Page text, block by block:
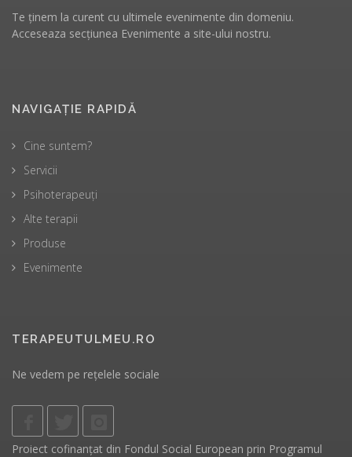
Te ținem la curent cu ultimele evenimente din domeniu.
Acceseaza secțiunea Evenimente a site-ului nostru.
NAVIGAȚIE RAPIDĂ
Cine suntem?
Servicii
Psihoterapeuți
Alte terapii
Produse
Evenimente
TERAPEUTULMEU.RO
Ne vedem pe rețelele sociale
Proiect cofinanțat din Fondul Social European prin Programul